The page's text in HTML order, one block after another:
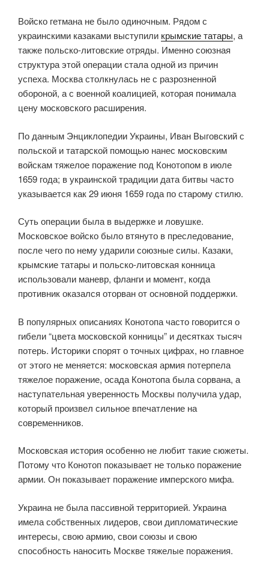
Войско гетмана не было одиночным. Рядом с
украинскими казаками выступили крымские татары, а
также польско-литовские отряды. Именно союзная
структура этой операции стала одной из причин
успеха. Москва столкнулась не с разрозненной
обороной, а с военной коалицией, которая понимала
цену московского расширения.
По данным Энциклопедии Украины, Иван Выговский с
польской и татарской помощью нанес московским
войскам тяжелое поражение под Конотопом в июле
1659 года; в украинской традиции дата битвы часто
указывается как 29 июня 1659 года по старому стилю.
Суть операции была в выдержке и ловушке.
Московское войско было втянуто в преследование,
после чего по нему ударили союзные силы. Казаки,
крымские татары и польско-литовская конница
использовали маневр, фланги и момент, когда
противник оказался оторван от основной поддержки.
В популярных описаниях Конотопа часто говорится о
гибели “цвета московской конницы” и десятках тысяч
потерь. Историки спорят о точных цифрах, но главное
от этого не меняется: московская армия потерпела
тяжелое поражение, осада Конотопа была сорвана, а
наступательная уверенность Москвы получила удар,
который произвел сильное впечатление на
современников.
Московская история особенно не любит такие сюжеты.
Потому что Конотоп показывает не только поражение
армии. Он показывает поражение имперского мифа.
Украина не была пассивной территорией. Украина
имела собственных лидеров, свои дипломатические
интересы, свою армию, свои союзы и свою
способность наносить Москве тяжелые поражения.